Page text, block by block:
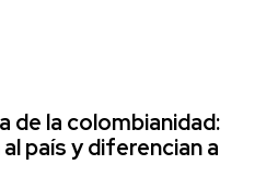
de la colombianidad:
país y diferencian a